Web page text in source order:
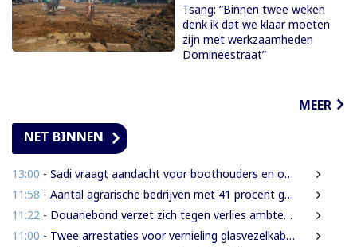
Tsang: “Binnen twee weken
denk ik dat we klaar moeten
zijn met werkzaamheden
Domineestraat”
MEER
NET BINNEN
13:00 - Sadi vraagt aandacht voor boothouders en overbelasting Wijdenboschbrug
11:58 - Aantal agrarische bedrijven met 41 procent gegroeid
11:22 - Douanebond verzet zich tegen verlies ambtenarenstatus bij wijziging Wet Belastingdienst
11:00 - Twee arrestaties voor vernieling glasvezelkabels Telesur; maskers en kabelknipper gevonden